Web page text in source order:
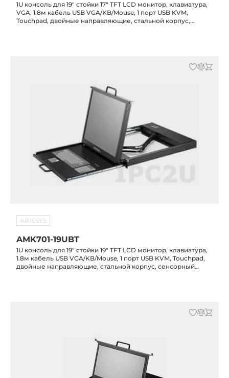
1U консоль для 19" стойки 17" TFT LCD монитор, клавиатура,
VGA, 1.8м кабель USB VGA/KB/Mouse, 1 порт USB KVM,
Touchpad, двойные направляющие, стальной корпус,
ARIESYS
AMK701-19UBT
1U консоль для 19" стойки 19" TFT LCD монитор, клавиатура,
1.8м кабель USB VGA/KB/Mouse, 1 порт USB KVM, Touchpad,
двойные направляющие, стальной корпус, сенсорный